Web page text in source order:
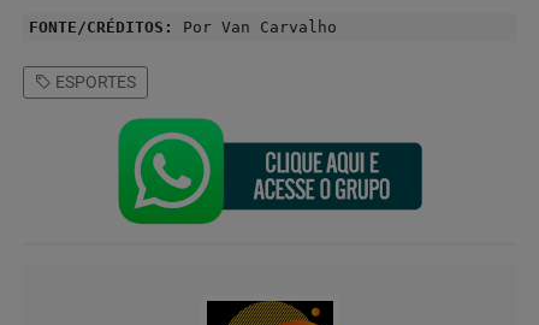
FONTE/CRÉDITOS: Por Van Carvalho
ESPORTES